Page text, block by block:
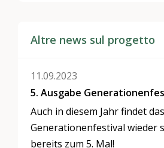
Altre news sul progetto
11.09.2023
5. Ausgabe
Auch in diesem Jahr findet das
Generationenfestival wieder
bereits zum 5. Mal!